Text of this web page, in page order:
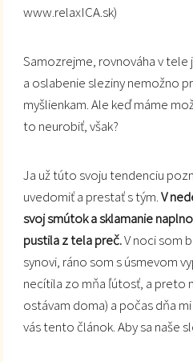
www.relaxICA.sk)
Samozrejme, rovnováha v tele
a oslabenie sleziny nemožno
myšlienkam. Ale keď máme
to neurobiť, však?
Ja už túto svoju tendenciu
uvedomiť a prestať s tým.V
svoj smútok a sklamanie
pustila z tela preč.V noci som
synovi, ráno som s úsmevom
necítila zo mňa ľútosť, a preto
ostávam doma) a počas dňa
vás tento článok. Aby sa naše